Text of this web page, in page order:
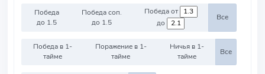
Победа
до 1.5
Победа соп.
до 1.5
Победа от
до
Все
Победа в 1-
тайме
Поражение в 1-
тайме
Ничья в 1-
тайме
Все